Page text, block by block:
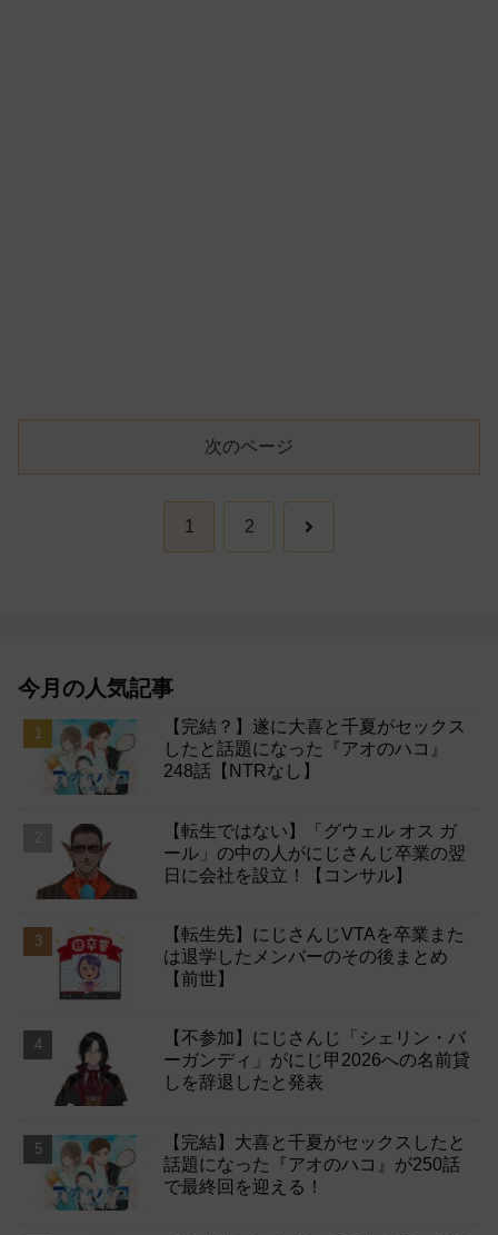
次のページ
1 2 次
今月の人気記事
【完結？】遂に大喜と千夏がセックス
したと話題になった『アオのハコ』
248話【NTRなし】
【転生ではない】「グウェル オス ガ
ール」の中の人がにじさんじ卒業の翌
日に会社を設立！【コンサル】
【転生先】にじさんじVTAを卒業また
は退学したメンバーのその後まとめ
【前世】
【不参加】にじさんじ「シェリン・バ
ーガンディ」がにじ甲2026への名前貸
しを辞退したと発表
【完結】大喜と千夏がセックスしたと
話題になった『アオのハコ』が250話
で最終回を迎える！